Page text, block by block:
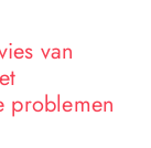
van
problemen